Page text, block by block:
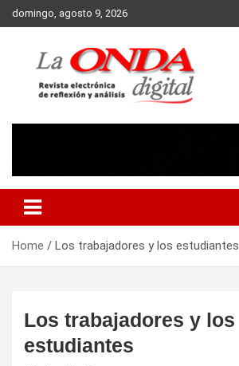
Skip
to
domingo, agosto 9, 2026
Home Los trabajadores y los estudiantes
Los trabajadores y los
estudiantes